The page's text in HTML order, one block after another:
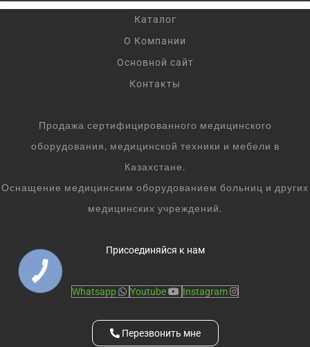
Каталог
О Компании
Основной сайт
Контакты
Продажа сертифицированного медицинского
оборудования, медицинской техники и мебели в
Казахстане.
Оснащение медицинским оборудованием больниц и других
медицинских учреждений.
Присоединяйся к нам
Whatsapp Youtube Instagram
Перезвонить мне